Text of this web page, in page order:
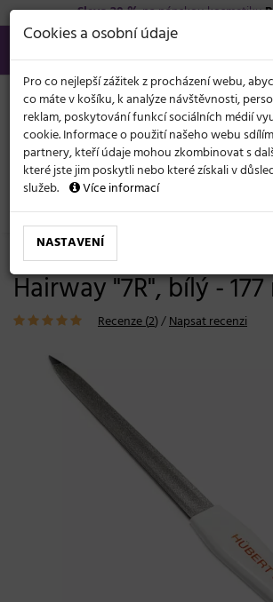
Sleva 20 %na pánskou kosmetiku
566 440 099
info@svetkadernictvi.cz
Po−pá: 8−17
Vše o nákupu
KATEGORIE
MENU
Pedikúra, manikúra Nástroje Pilníky
Safírový špičatý
Hairway "7R", bílý -
Recenze (2)/Napsat recenzi
Cookies a osobní údaje
Pro co nejlepší zážitek z procházení webu,
co máte v košíku, k analýze návštěvnosti,
reklam, poskytování funkcí sociálních médií
cookie. Informace o použití našeho webu
partnery, kteří údaje mohou zkombinovat s
které jste jim poskytli nebo které získali v
služeb.
Více informací
NASTAVENÍ